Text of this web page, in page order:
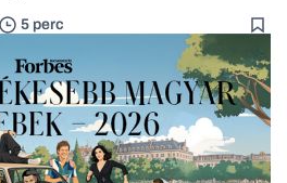
5 perc